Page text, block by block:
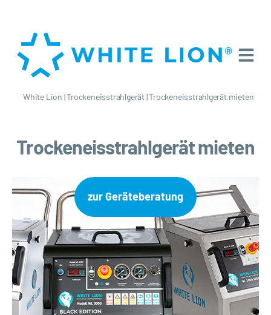
White Lion |Trockeneisstrahlgerät|Trockeneisstrahlgerät mieten
Trockeneisstrahlgerät mieten
zur Geräteberatung